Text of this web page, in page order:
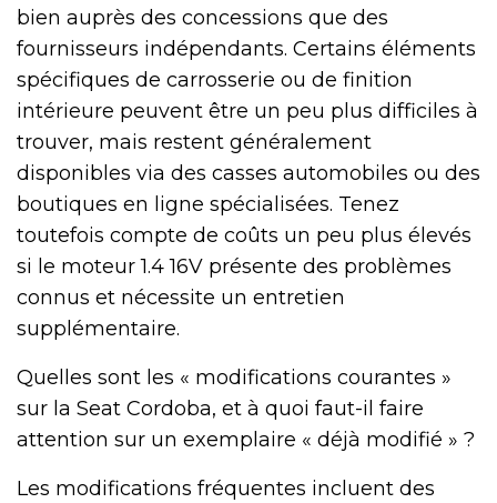
bien auprès des concessions que des
fournisseurs indépendants. Certains éléments
spécifiques de carrosserie ou de finition
intérieure peuvent être un peu plus difficiles à
trouver, mais restent généralement
disponibles via des casses automobiles ou des
boutiques en ligne spécialisées. Tenez
toutefois compte de coûts un peu plus élevés
si le moteur 1.4 16V présente des problèmes
connus et nécessite un entretien
supplémentaire.
Quelles sont les « modifications courantes »
sur la Seat Cordoba, et à quoi faut-il faire
attention sur un exemplaire « déjà modifié » ?
Les modifications fréquentes incluent des